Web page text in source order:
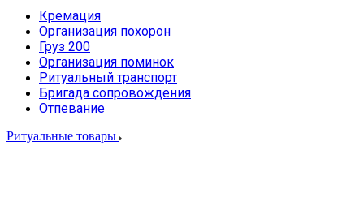
Кремация
Организация похорон
Груз 200
Организация поминок
Ритуальный транспорт
Бригада сопровождения
Отпевание
Ритуальные товары